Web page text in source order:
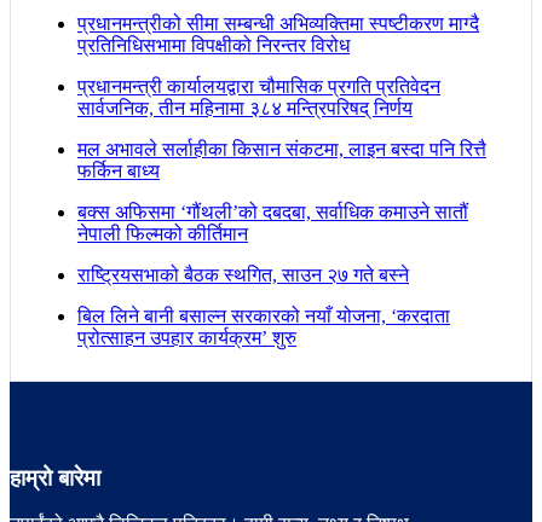
प्रधानमन्त्रीको सीमा सम्बन्धी अभिव्यक्तिमा स्पष्टीकरण माग्दै
प्रतिनिधिसभामा विपक्षीको निरन्तर विरोध
प्रधानमन्त्री कार्यालयद्वारा चौमासिक प्रगति प्रतिवेदन
सार्वजनिक, तीन महिनामा ३८४ मन्त्रिपरिषद् निर्णय
मल अभावले सर्लाहीका किसान संकटमा, लाइन बस्दा पनि रित्तै
फर्किन बाध्य
बक्स अफिसमा ‘गौंथली’को दबदबा, सर्वाधिक कमाउने सातौं
नेपाली फिल्मको कीर्तिमान
राष्ट्रियसभाको बैठक स्थगित, साउन २७ गते बस्ने
बिल लिने बानी बसाल्न सरकारको नयाँ योजना, ‘करदाता
प्रोत्साहन उपहार कार्यक्रम’ शुरु
हाम्रो बारेमा